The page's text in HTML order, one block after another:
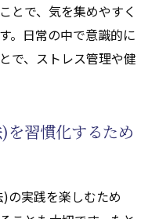
とで、気を集めやすく
。日常の中で意識的に
で、ストレス管理や健
習慣化するため
の実践を楽しむため